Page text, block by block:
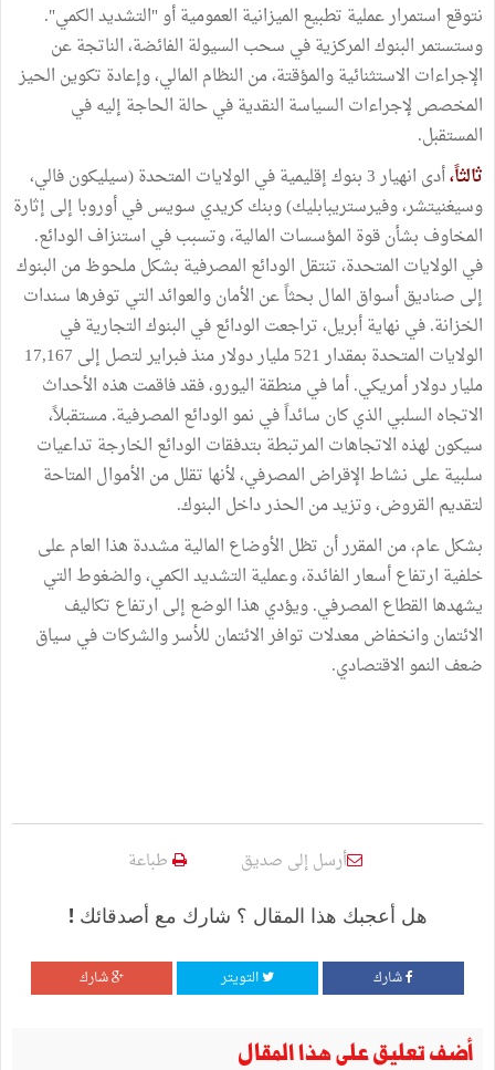
نتوقع استمرار عملية تطبيع الميزانية العمومية أو "التشديد الكمي".
وستستمر البنوك المركزية في سحب السيولة الفائضة، الناتجة عن
الإجراءات الاستثنائية والمؤقتة، من النظام المالي، وإعادة تكوين الحيز
المخصص لإجراءات السياسة النقدية في حالة الحاجة إليه في
المستقبل.
ثالثاً،
أدى انهيار 3 بنوك إقليمية في الولايات المتحدة (سيليكون فالي،
وسيغنيتشر، وفيرستريبابليك) وبنك كريدي سويس في أوروبا إلى إثارة
المخاوف بشأن قوة المؤسسات المالية، وتسبب في استنزاف الودائع.
في الولايات المتحدة، تنتقل الودائع المصرفية بشكل ملحوظ من البنوك
إلى صناديق أسواق المال بحثاً عن الأمان والعوائد التي توفرها سندات
الخزانة. في نهاية أبريل، تراجعت الودائع في البنوك التجارية في
الولايات المتحدة بمقدار 521 مليار دولار منذ فبراير لتصل إلى 17,167
مليار دولار أمريكي. أما في منطقة اليورو، فقد فاقمت هذه الأحداث
الاتجاه السلبي الذي كان سائداً في نمو الودائع المصرفية. مستقبلاً،
سيكون لهذه الاتجاهات المرتبطة بتدفقات الودائع الخارجة تداعيات
سلبية على نشاط الإقراض المصرفي، لأنها تقلل من الأموال المتاحة
لتقديم القروض، وتزيد من الحذر داخل البنوك.
بشكل عام، من المقرر أن تظل الأوضاع المالية مشددة هذا العام على
خلفية ارتفاع أسعار الفائدة، وعملية التشديد الكمي، والضغوط التي
يشهدها القطاع المصرفي. ويؤدي هذا الوضع إلى ارتفاع تكاليف
الائتمان وانخفاض معدلات توافر الائتمان للأسر والشركات في سياق
ضعف النمو الاقتصادي.
أرسل إلى صديق طباعة
هل أعجبك هذا المقال ؟ شارك مع أصدقائك !
شارك التويتر شارك
أضف تعليق على هذا المقال